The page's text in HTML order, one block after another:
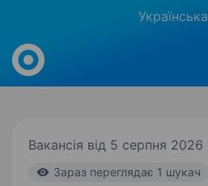
Українська
Work.ua
Вакансія від 5 серпня 2026
Зараз переглядає 1 шукач